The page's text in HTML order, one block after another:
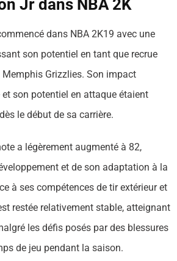
Jr dans NBA 2K
dans NBA 2K19 avec une
son potentiel en tant que recrue
Grizzlies. Son impact
son potentiel en attaque étaient
le début de sa carrière.
a légèrement augmenté à 82,
et de son adaptation à la
à ses compétences de tir extérieur et
restée relativement stable, atteignant
les défis posés par des blessures
de jeu pendant la saison.